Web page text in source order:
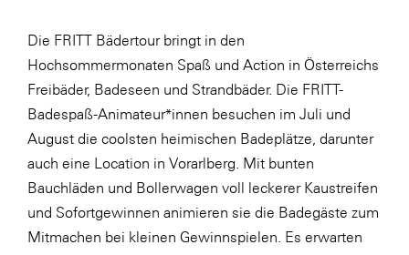
STIHL Tirol
Trend Micro
TAG GmbH
VALETTA
Verband Druck Medien Österreich
Wirtschaftskammer Salzburg
WKS Fachgruppe Fahrzeughandel und
Die FRITT Bädertour bringt in den
Hochsommermonaten Spaß und Action in Österreichs
Freibäder, Badeseen und Strandbäder. Die FRITT-
Badespaß-Animateur*innen besuchen im Juli und
August die coolsten heimischen Badeplätze, darunter
auch eine Location in Vorarlberg. Mit bunten
Bauchläden und Bollerwagen voll leckerer Kaustreifen
und Sofortgewinnen animieren sie die Badegäste zum
Mitmachen bei kleinen Gewinnspielen. Es erwarten